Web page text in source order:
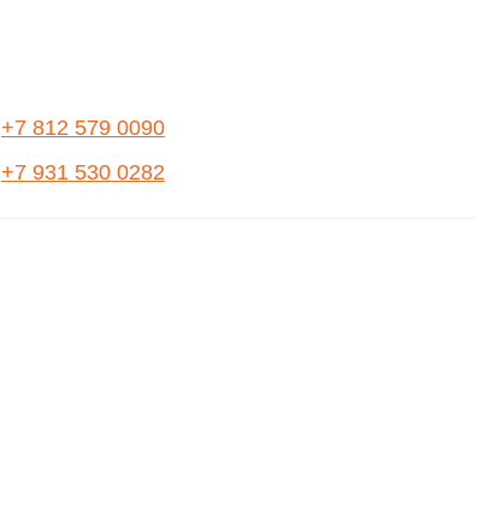
+7 812 579 0090
+7 931 530 0282